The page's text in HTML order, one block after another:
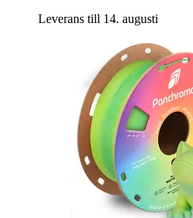
Leverans till 14. augusti